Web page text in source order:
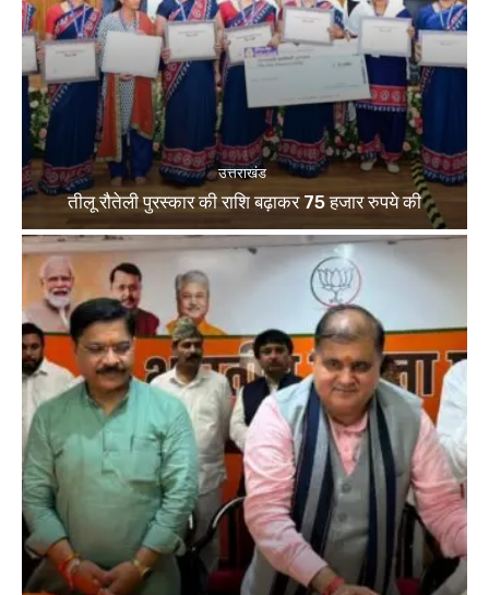
उत्तराखंड
तीलू रौतेली पुरस्कार की राशि बढ़ाकर 75 हजार रुपये की